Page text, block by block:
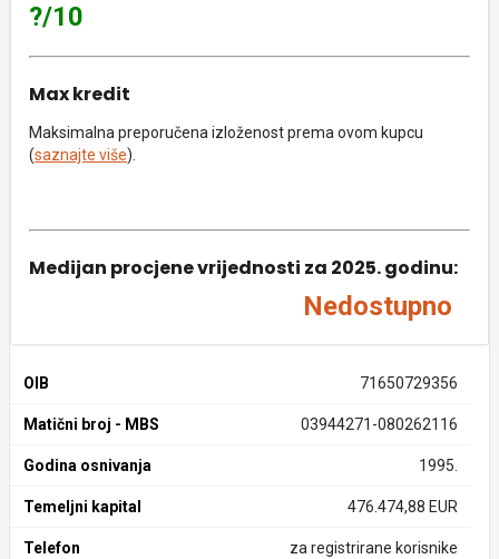
?/10
Max kredit
Maksimalna preporučena izloženost prema ovom kupcu
(saznajte više).
Medijan procjene vrijednosti za 2025. godinu:
Nedostupno
OIB 71650729356
Matični broj - MBS 03944271-080262116
Godina osnivanja 1995.
Temeljni kapital 476.474,88 EUR
Telefon za registrirane korisnike